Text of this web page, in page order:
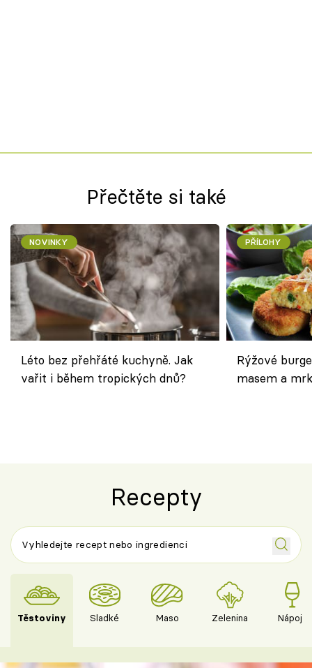
Přečtěte si také
NOVINKY
Léto bez přehřáté kuchyně. Jak
vařit i během tropických dnů?
PŘÍLOHY
Rýžové
masem a
Recepty
Těstoviny Sladké Maso Zelenina Nápoje